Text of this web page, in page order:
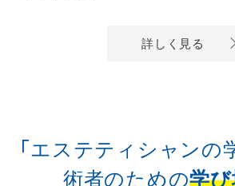
詳しく見る
「エステティシャンの
術者のための学